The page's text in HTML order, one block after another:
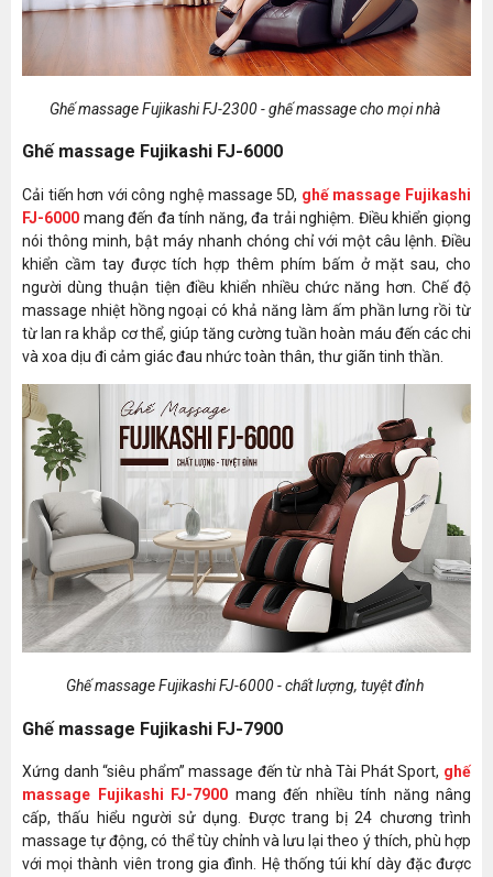
Ghế massage Fujikashi FJ-2300 - ghế massage cho mọi nhà
Ghế massage Fujikashi FJ-6000
Cải tiến hơn với công nghệ massage 5D, ghế massage Fujikashi
FJ-6000 mang đến đa tính năng, đa trải nghiệm. Điều khiển giọng
nói thông minh, bật máy nhanh chóng chỉ với một câu lệnh. Điều
khiển cầm tay được tích hợp thêm phím bấm ở mặt sau, cho
người dùng thuận tiện điều khiển nhiều chức năng hơn. Chế độ
massage nhiệt hồng ngoại có khả năng làm ấm phần lưng rồi từ
từ lan ra khắp cơ thể, giúp tăng cường tuần hoàn máu đến các chi
và xoa dịu đi cảm giác đau nhức toàn thân, thư giãn tinh thần.
Ghế massage Fujikashi FJ-6000 - chất lượng, tuyệt đỉnh
Ghế massage Fujikashi FJ-7900
Xứng danh “siêu phẩm” massage đến từ nhà Tài Phát Sport, ghế
massage Fujikashi FJ-7900 mang đến nhiều tính năng nâng
cấp, thấu hiểu người sử dụng. Được trang bị 24 chương trình
massage tự động, có thể tùy chỉnh và lưu lại theo ý thích, phù hợp
với mọi thành viên trong gia đình. Hệ thống túi khí dày đặc được